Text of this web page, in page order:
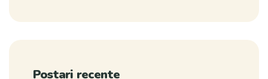
Postari recente